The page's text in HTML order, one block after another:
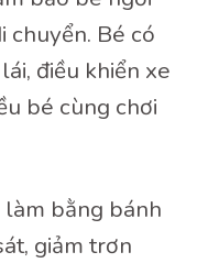
chuyển. Bé có
điều khiển xe
bé cùng chơi
bằng bánh
giảm trơn